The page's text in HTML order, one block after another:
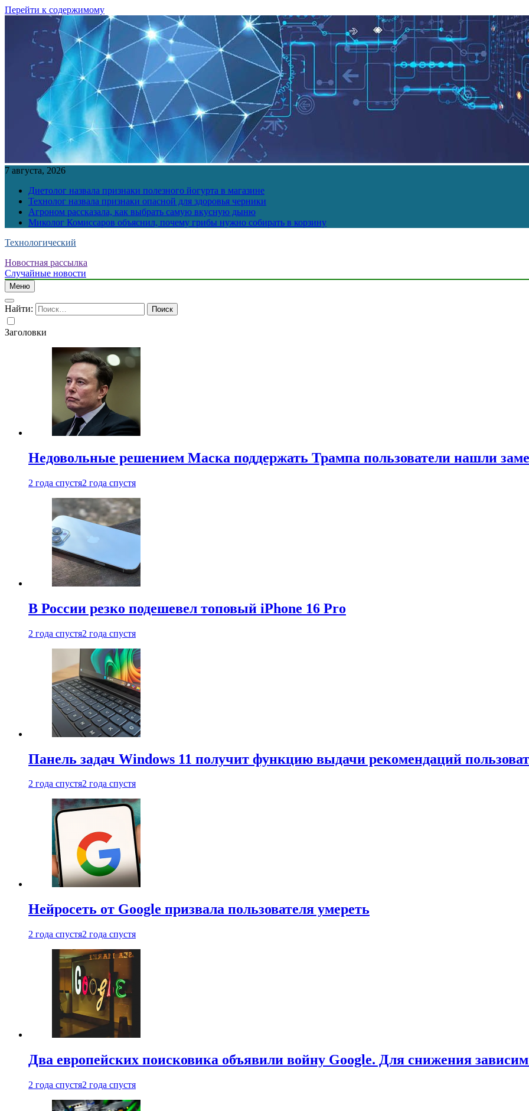
Перейти к содержимому
7 августа, 2026
Диетолог назвала признаки полезного йогурта в магазине
Технолог назвала признаки опасной для здоровья черники
Агроном рассказала, как выбрать самую вкусную дыню
Миколог Комиссаров объяснил, почему грибы нужно собирать в корзину
Технологический
Новостная рассылка
Случайные новости
Меню
Найти:
Заголовки
Недовольные решением Маска поддержать Трампа пользователи нашли
2 года спустя2 года спустя
В России резко подешевел топовый iPhone 16 Pro
2 года спустя2 года спустя
Панель задач Windows 11 получит функцию выдачи рекомендаций
2 года спустя2 года спустя
Нейросеть от Google призвала пользователя умереть
2 года спустя2 года спустя
Два европейских поисковика объявили войну Google. Для снижения
2 года спустя2 года спустя